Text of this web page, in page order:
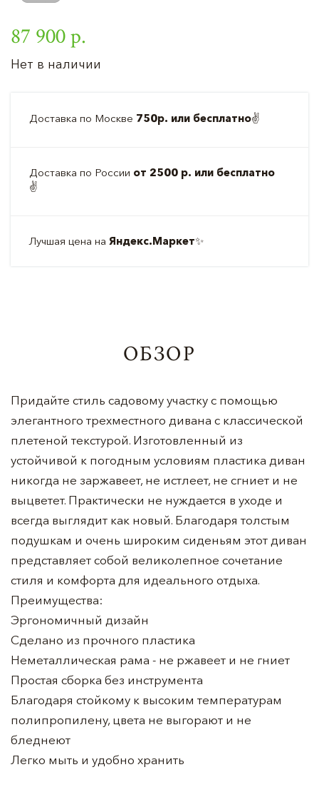
87 900 р.
Нет в наличии
Доставка по Москве 750р. или бесплатно✌️
Доставка по России от 2500 р. или бесплатно
✌️
Лучшая цена на Яндекс.Маркет✨
ОБЗОР
Придайте стиль садовому участку с помощью
элегантного трехместного дивана с классической
плетеной текстурой. Изготовленный из
устойчивой к погодным условиям пластика диван
никогда не заржавеет, не истлеет, не сгниет и не
выцветет. Практически не нуждается в уходе и
всегда выглядит как новый. Благодаря толстым
подушкам и очень широким сиденьям этот диван
представляет собой великолепное сочетание
стиля и комфорта для идеального отдыха.
Преимущества:
Эргономичный дизайн
Сделано из прочного пластика
Неметаллическая рама - не ржавеет и не гниет
Простая сборка без инструмента
Благодаря стойкому к высоким температурам
полипропилену, цвета не выгорают и не
бледнеют
Легко мыть и удобно хранить